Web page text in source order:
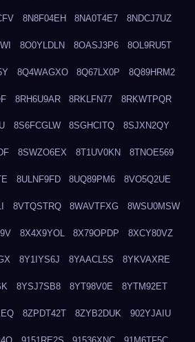
8N8F04EH 8NA0T4E7 8NDCJ7UZ
8O0YLDLN 8OASJ3P6 8OL9RU5T
8Q4WAGXO 8Q67LX0P 8Q89HRM2
8RH6U9AR 8RKLFN77 8RKWTPQR
8S6FCGLW 8SGHCITQ 8SJXN2QY
8SWZO6EX 8T1UV0KN 8TNOE569
8ULNF9FD 8UQ89PM6 8VO5Q2UE
8VTQSTRQ 8WAVTFXG 8WSU0MSW
8X4X9YOL 8X79OPDP 8XCY80VZ
8Y1IYS6J 8YAACL5S 8YKVAXRE
8YSJ7SB8 8YT98V0E 8YTM92ET
8ZPDT42T 8ZYB2DUK 902YJAIU